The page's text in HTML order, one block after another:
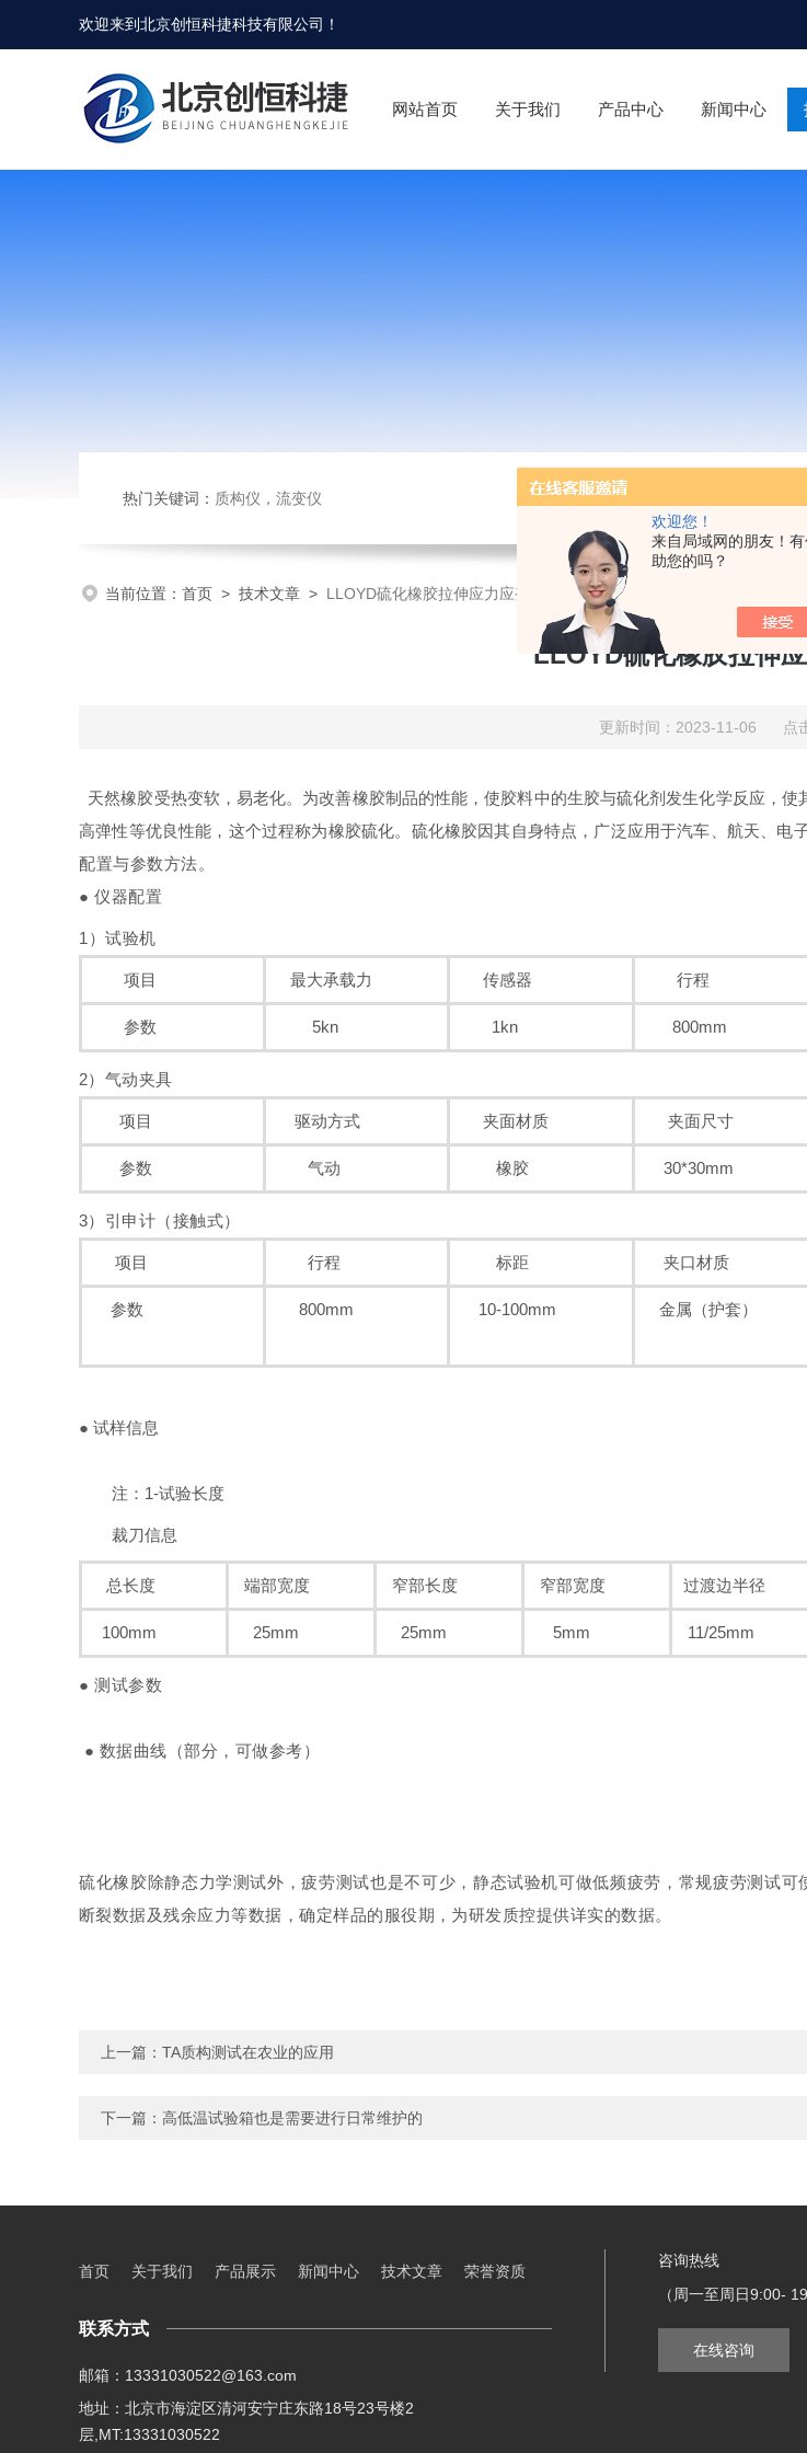
欢迎您！
来自局域网的朋友！
助您的吗？
欢迎来到北京创恒科捷科技有限公司 ！
网站首页 关于我们 产品中心 新闻中心
热门关键词： 质构仪 ， 流变仪
当前位置： 首页 > 技术文章 > LLOYD硫化橡胶拉伸应力应变测试
LLOYD硫化橡胶拉伸
更新时间：2023-11-06 点
天然橡胶受热变软，易老化。为改善橡胶制品的性能，使胶料中的生胶与硫化剂 发生化学反应，使
高弹性等优良性能，这个过程称为橡胶硫化。 硫化橡胶因其自身特点，广泛应用于汽车、航天、电
配置与参数方法。
● 仪器配置
1）试验机
项目 最大承载力 传感器 行程
参数 5kn 1kn 800mm
2） 气动夹具
项目 驱动方式 夹面材质 夹面尺寸
参数 气动 橡胶 30*30mm
3）引申计（接触式）
项目 行程 标距 夹口材质
参数 800mm 10-100mm 金属（护套）
● 试样信息
注：1-试验长度
裁刀信息
总长度 端部宽度 窄部长度 窄部宽度 过渡边半径
100mm 25mm 25mm 5mm 11/25mm
● 测试参数
● 数据曲线（部分，可做参考）
硫化橡胶除静态力学测试外，疲劳测试也是不可少，静态试验机可做低频疲劳，常规疲劳测试
断裂数据及残余应力等数据，确定样品的服役期，为研发质控提供详实的数据。
上一篇： TA质构测试在农业的应用
下一篇： 高低温试验箱也是需要进行日常维护的
首页 关于我们 产品展示 新闻中心 技术文章 荣誉资质
联系方式
邮箱：13331030522@163.com
地址：北京市海淀区清河安宁庄东路18号23号楼2
层,MT:13331030522
咨询热线
（周一至周日9:00-
在线咨询